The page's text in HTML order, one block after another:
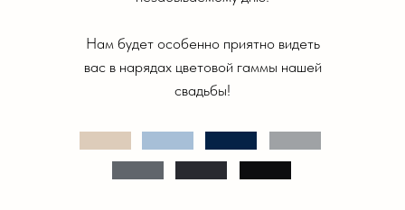
Нам будет особенно приятно видеть
вас в нарядах цветовой гаммы нашей
свадьбы!